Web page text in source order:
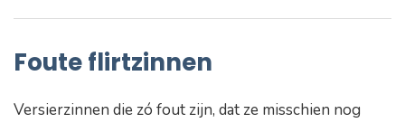
Foute flirtzinnen
Versierzinnen die zó fout zijn, dat ze misschien nog